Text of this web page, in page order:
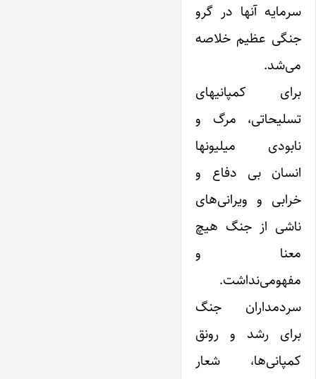
سرمایه آنها در گرو
جنگی عظیم‌ خلاصه
می‌شد.
برای کمپانیهای
تسلیحاتی، مرگ‌ و
نابودی میلیونها‌
انسان بی دفاع و
خرابی و ویرانی‌های
ناشی از جنگ هیچ
معنا و
مفهومی‌نداشت.
سردمداران‌ جنگ
برای رشد و رونق
کمپانی‌ها، شعار